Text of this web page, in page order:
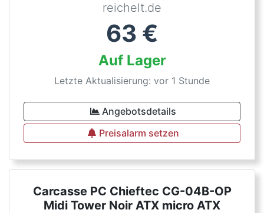
reichelt.de
63 €
Auf Lager
Letzte Aktualisierung: vor 1 Stunde
Angebotsdetails
Preisalarm setzen
Carcasse PC Chieftec CG-04B-OP
Midi Tower Noir ATX micro ATX